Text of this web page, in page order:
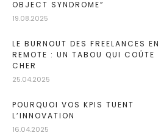
OBJECT SYNDROME”
19.08.2025
LE BURNOUT DES FREELANCES EN
REMOTE : UN TABOU QUI COÛTE
CHER
25.04.2025
POURQUOI VOS KPIS TUENT
L’INNOVATION
16.04.2025